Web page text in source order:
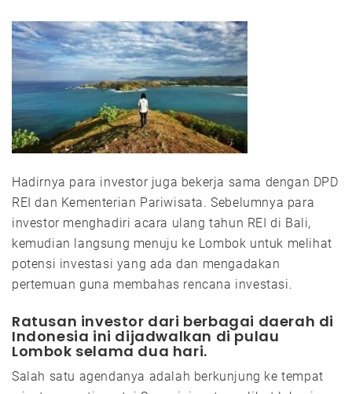
Hadirnya para investor juga bekerja sama dengan DPD
REI dan Kementerian Pariwisata. Sebelumnya para
investor menghadiri acara ulang tahun REI di Bali,
kemudian langsung menuju ke Lombok untuk melihat
potensi investasi yang ada dan mengadakan
pertemuan guna membahas rencana investasi.
Ratusan investor dari berbagai daerah di
Indonesia ini dijadwalkan di pulau
Lombok selama dua hari.
Salah satu agendanya adalah berkunjung ke tempat